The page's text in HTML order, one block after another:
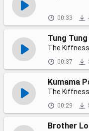
00:33
Tung
The
00:37
Kumama
The
00:29
Brother